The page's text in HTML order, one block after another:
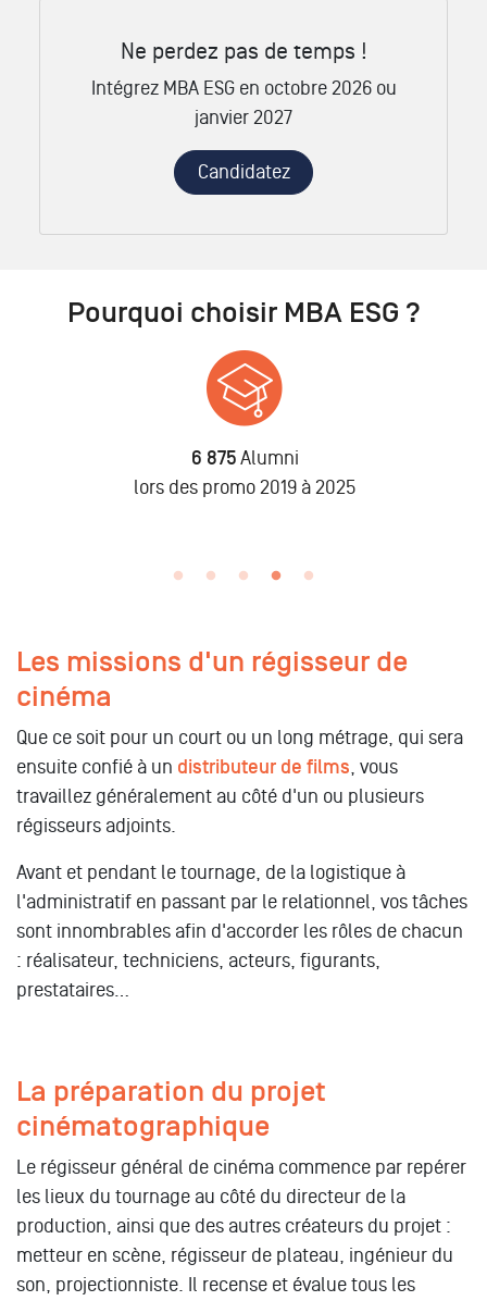
Ne perdez pas de temps !
Intégrez MBA ESG en octobre 2026 ou
janvier 2027
Candidatez
Pourquoi choisir MBA ESG ?
6 875 Alumni
lors des promo 2019 à 2025
Les missions d'un régisseur de
cinéma
Que ce soit pour un court ou un long métrage, qui sera
ensuite confié à un distributeur de films, vous
travaillez généralement au côté d'un ou plusieurs
régisseurs adjoints.
Avant et pendant le tournage, de la logistique à
l'administratif en passant par le relationnel, vos tâches
sont innombrables afin d'accorder les rôles de chacun
: réalisateur, techniciens, acteurs, figurants,
prestataires…
La préparation du projet
cinématographique
Le régisseur général de cinéma commence par repérer
les lieux du tournage au côté du directeur de la
production, ainsi que des autres créateurs du projet :
metteur en scène, régisseur de plateau, ingénieur du
son, projectionniste. Il recense et évalue tous les